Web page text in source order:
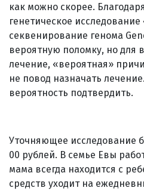
как можно скорее.
генетическое
секвенирование генома
вероятную поломку, но для
лечение, «вероятная»
не повод назначать
вероятность подтвердить.
Уточняющее исследование
00 рублей. В семье Евы
мама всегда находится с
средств уходит на